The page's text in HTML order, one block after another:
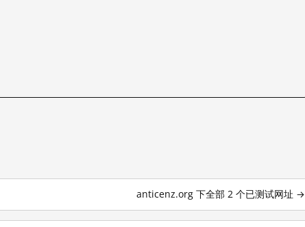
anticenz.org 下全部 2 个已测试网址 →